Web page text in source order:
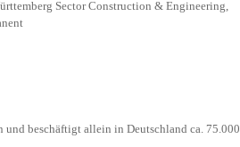
Sector Construction & Engineering,
und beschäftigt allein in Deutschland ca. 75.000